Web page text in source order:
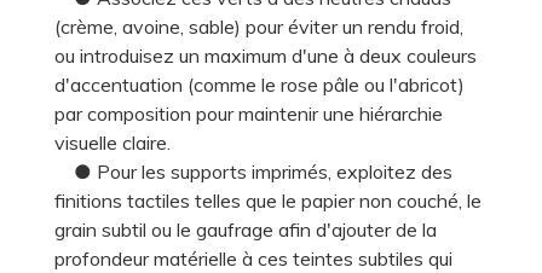
(crème, avoine, sable) pour éviter un rendu froid,
ou introduisez un maximum d'une à deux couleurs
d'accentuation (comme le rose pâle ou l'abricot)
par composition pour maintenir une hiérarchie
visuelle claire.
● Pour les supports imprimés, exploitez des
finitions tactiles telles que le papier non couché, le
grain subtil ou le gaufrage afin d'ajouter de la
profondeur matérielle à ces teintes subtiles qui